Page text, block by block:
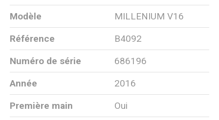
Modèle
MILLENIUM V16
Référence
B4092
Numéro de série
686196
Année
2016
Première main
Oui